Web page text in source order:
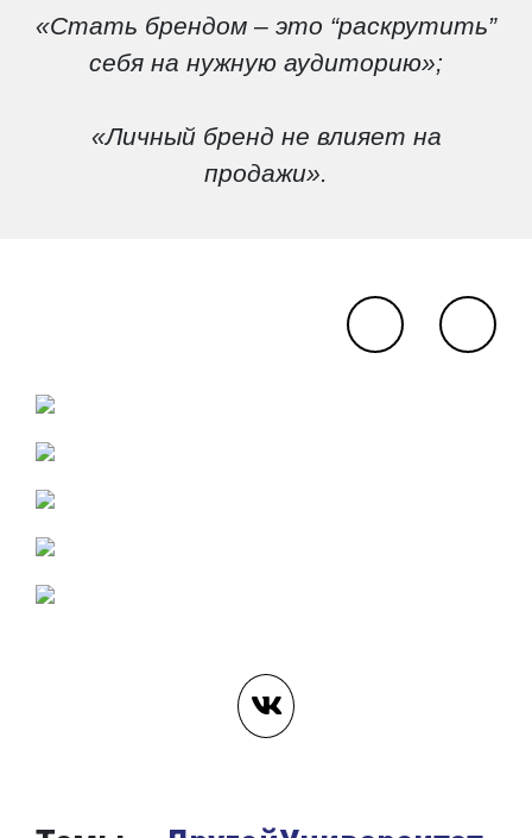
«Стать брендом – это “раскрутить”
себя на нужную аудиторию»;
«Личный бренд не влияет на
продажи».